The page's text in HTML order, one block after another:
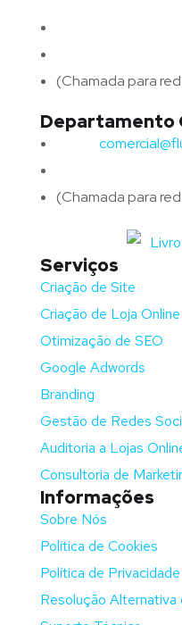
(Chamada para
Departamento
(Chamada para
Serviços
Criação de Site
Criação de Loja Online
Otimização de SEO
Google Adwords
Branding
Gestão de Redes
Auditoria a Lojas
Consultoria de
Informações
Sobre Nós
Política de Cookies
Política de Privacidade
Resolução Alternativa